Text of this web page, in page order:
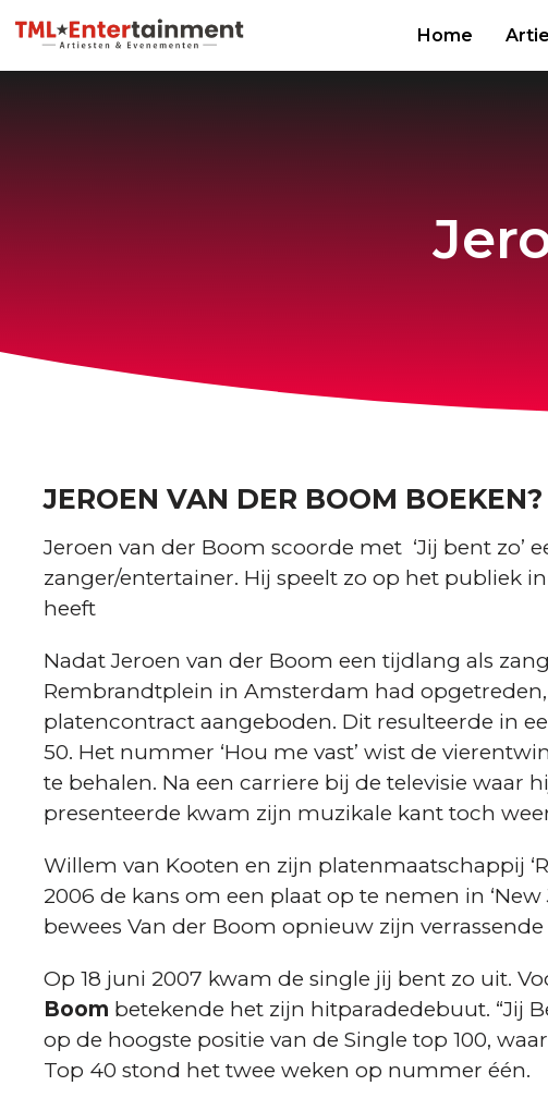
Home
JEROEN VAN DER BOOM BOEKEN?
Jeroen van der Boom scoorde met ‘Jij bent zo’
zanger/entertainer. Hij speelt zo op het publiek
heeft
Nadat Jeroen van der Boom een tijdlang als
Rembrandtplein in Amsterdam had opgetreden,
platencontract aangeboden. Dit resulteerde in
50. Het nummer ‘Hou me vast’ wist de
te behalen. Na een carriere bij de televisie waar
presenteerde kwam zijn muzikale kant toch
Willem van Kooten en zijn platenmaatschappij
2006 de kans om een plaat op te nemen in
bewees Van der Boom opnieuw zijn
Op 18 juni 2007 kwam de single jij bent zo uit.
Boom betekende het zijn hitparadedebuut. “Jij
op de hoogste positie van de Single top 100,
Top 40 stond het twee weken op nummer één.